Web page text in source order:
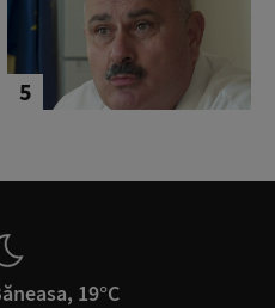
5
19°C